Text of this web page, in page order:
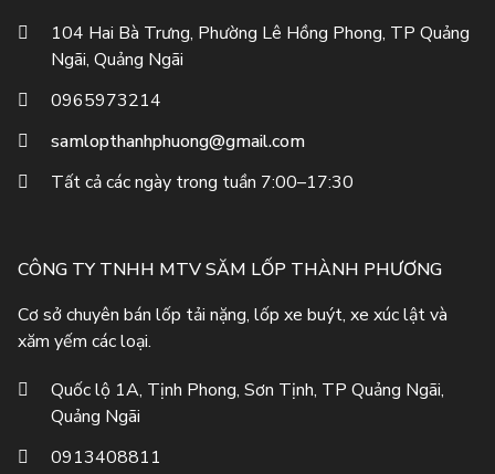
104 Hai Bà Trưng, Phường Lê Hồng Phong, TP Quảng
Ngãi, Quảng Ngãi
0965973214
samlopthanhphuong@gmail.com
Tất cả các ngày trong tuần 7:00–17:30
CÔNG TY TNHH MTV SĂM LỐP THÀNH PHƯƠNG
Cơ sở chuyên bán lốp tải nặng, lốp xe buýt, xe xúc lật và
xăm yếm các loại.
Quốc lộ 1A, Tịnh Phong, Sơn Tịnh, TP Quảng Ngãi,
Quảng Ngãi
0913408811